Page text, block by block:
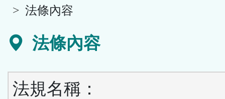
法條內容
法條內容
法規名稱：